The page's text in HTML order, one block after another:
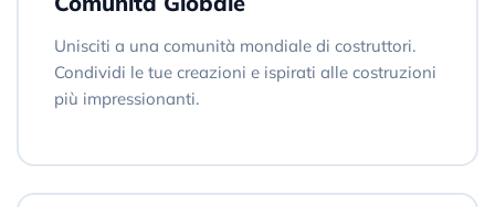
Unisciti a una comunità mondiale di costruttori.
Condividi le tue creazioni e ispirati alle costruzioni
più impressionanti.